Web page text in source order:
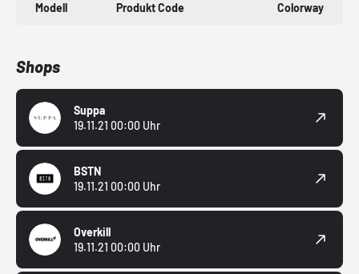
Modell Produkt Code Colorway
Shops
Suppa
19.11.21 00:00 Uhr
BSTN
19.11.21 00:00 Uhr
Overkill
19.11.21 00:00 Uhr